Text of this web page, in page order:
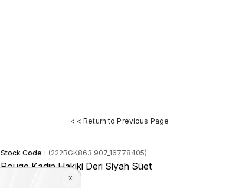
< < Return to Previous Page
Stock Code (222RGK863 907_16778405)
Rouge Kadın Hakiki Deri Siyah Süet